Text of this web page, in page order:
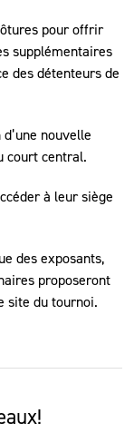
pour offrir
supplémentaires
des détenteurs de
nouvelle
court central.
à leur siège
des exposants,
proposeront
site du tournoi.